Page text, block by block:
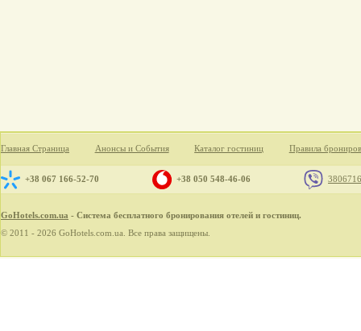
Главная Страница Анонсы и События Каталог гостиниц Правила
+38 067 166-52-70 +38 050 548-46-06
GoHotels.com.ua - Система бесплатного бронирования отелей и гостиниц.
© 2011 - 2026 GoHotels.com.ua. Все права защищены.